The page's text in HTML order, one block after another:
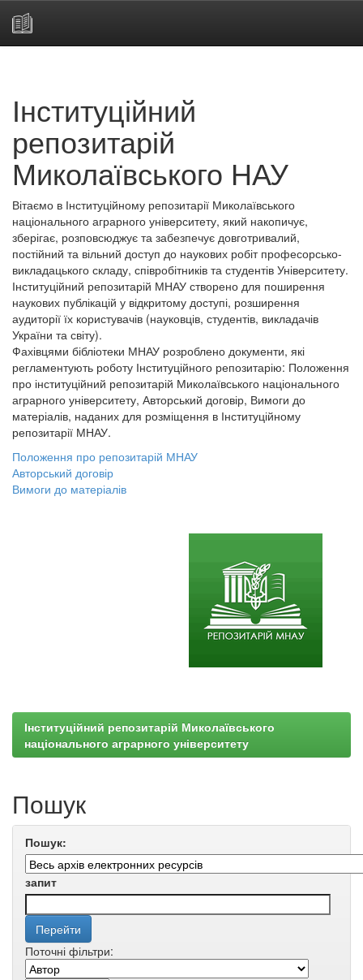
Інституційний
репозитарій
Миколаївського НАУ
Вітаємо в Інституційному репозитарії Миколаївського
національного аграрного університету, який накопичує,
зберігає, розповсюджує та забезпечує довготривалий,
постійний та вільний доступ до наукових робіт професорсько-
викладацького складу, співробітників та студентів Університету.
Інституційний репозитарій МНАУ створено для поширення
наукових публікацій у відкритому доступі, розширення
аудиторії їх користувачів (науковців, студентів, викладачів
України та світу).
Фахівцями бібліотеки МНАУ розроблено документи, які
регламентують роботу Інституційного репозитарію: Положення
про інституційний репозитарій Миколаївського національного
аграрного університету, Авторський договір, Вимоги до
матеріалів, наданих для розміщення в Інституційному
репозитарії МНАУ.
Положення про репозитарій МНАУ
Авторський договір
Вимоги до матеріалів
Інституційний репозитарій Миколаївського
національного аграрного університету
Пошук
Пошук:
запит
Поточні фільтри: